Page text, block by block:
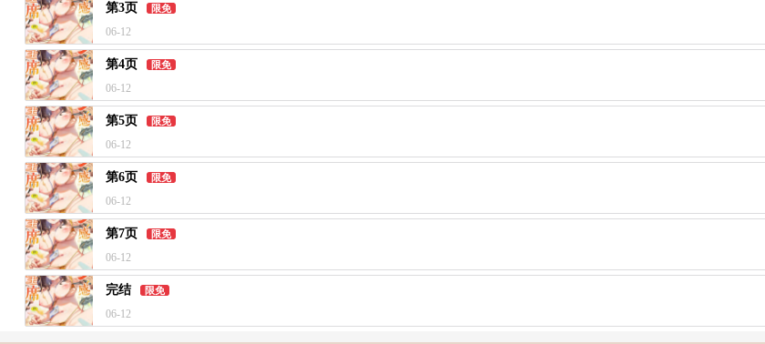
第3页 限免
06-12
第4页 限免
06-12
第5页 限免
06-12
第6页 限免
06-12
第7页 限免
06-12
完结 限免
06-12